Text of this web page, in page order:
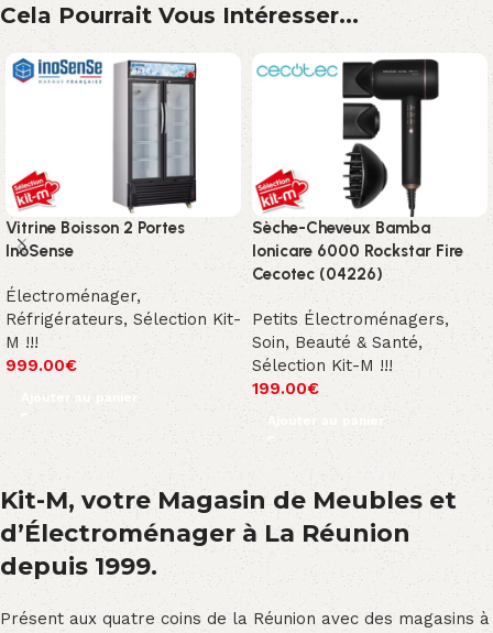
Cela Pourrait Vous Intéresser...
Vitrine Boisson 2 Portes
InoSense
Électroménager,
Réfrigérateurs, Sélection Kit-
M !!!
999.00€
Ajouter au panier
Sèche-Cheveux Bamba
Ionicare 6000 Rockstar Fire
Cecotec (04226)
Petits Électroménagers,
Soin, Beauté & Santé,
Sélection Kit-M !!!
199.00€
Ajouter au panier
Kit-M, votre Magasin de Meubles et
d’Électroménager à La Réunion
depuis 1999.
Présent aux quatre coins de la Réunion avec des magasins à